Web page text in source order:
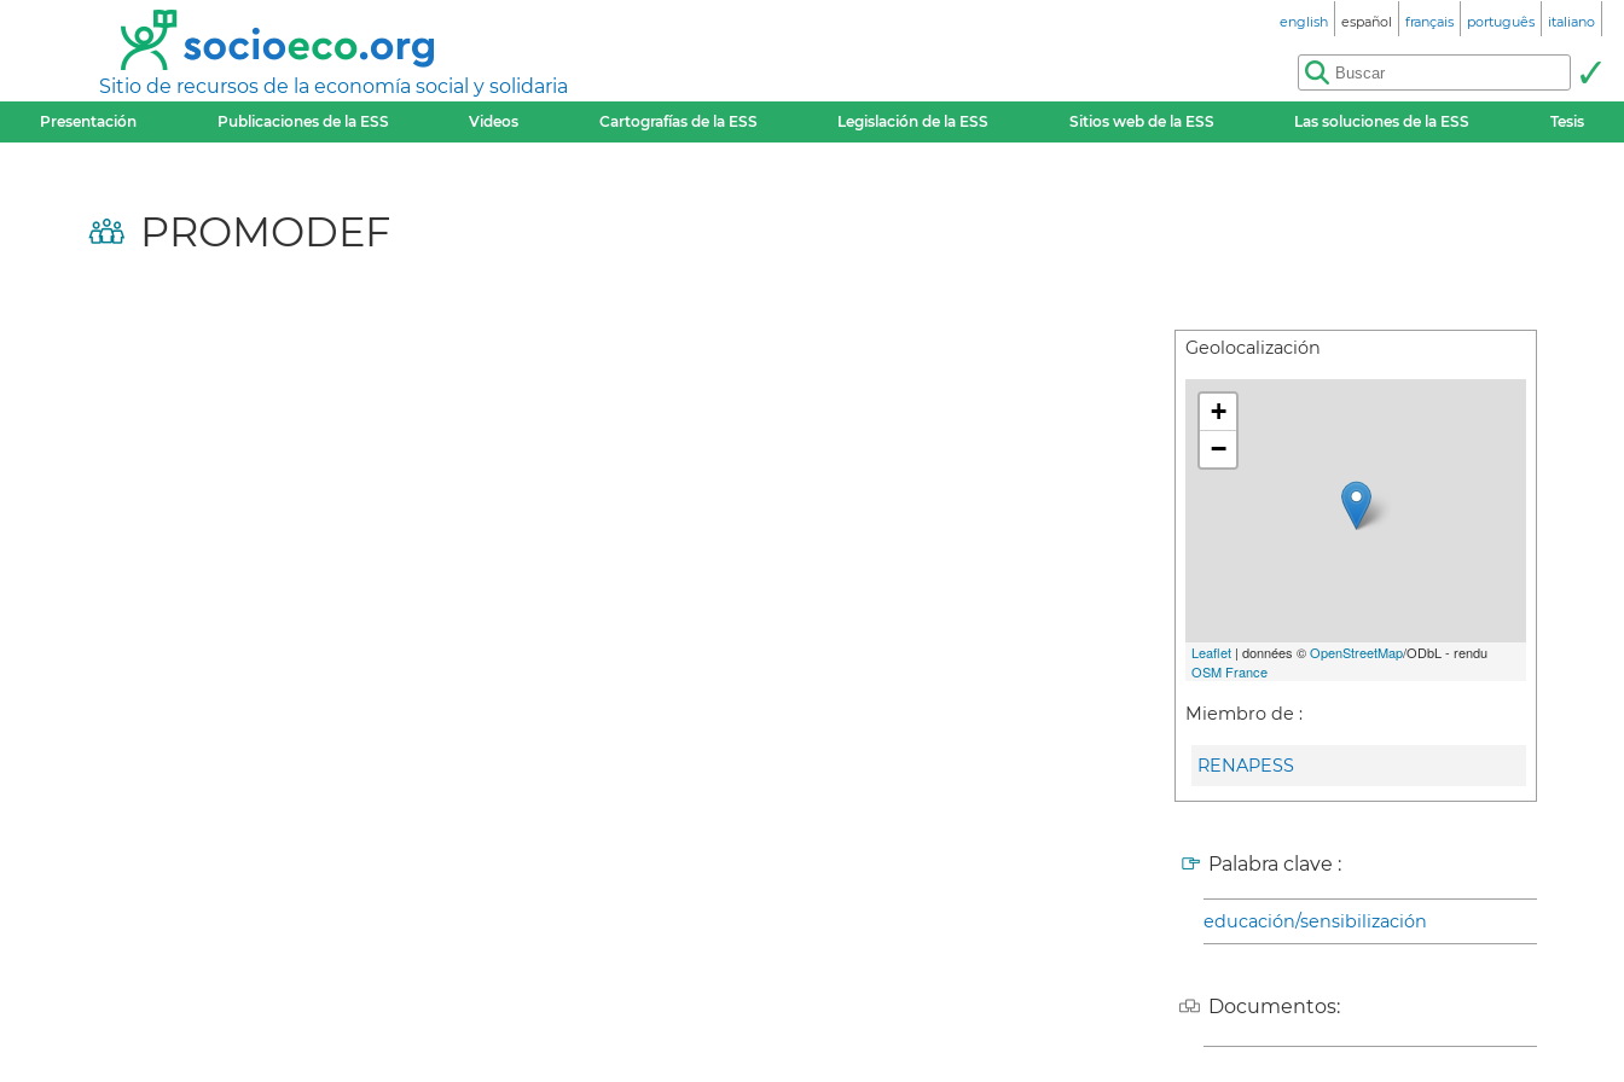
Sitio de recursos de la economía social y solidaria
english español français português italiano
Presentación Publicaciones de la ESS Videos Cartografías de la ESS Legislación de la ESS Sitios web de la ESS Las soluciones de la ESS Tesis
PROMODEF
Geolocalización
+
−
Leaflet | données ©OpenStreetMap/ODbL - rendu
OSM France
Miembro de :
RENAPESS
Palabra clave :
educación/sensibilización
Documentos: